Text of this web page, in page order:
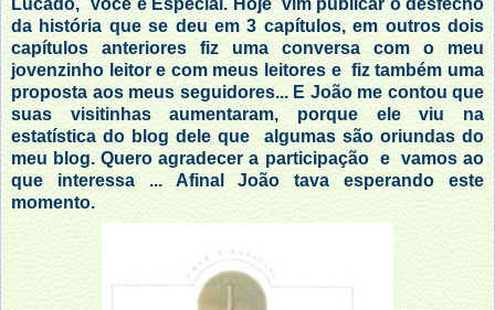
Lucado, Você é Especial. Hoje vim publicar o desfecho
da história que se deu em 3 capítulos, em outros dois
capítulos anteriores fiz uma conversa com o meu
jovenzinho leitor e com meus leitores e fiz também uma
proposta aos meus seguidores... E João me contou que
suas visitinhas aumentaram, porque ele viu na
estatística do blog dele que algumas são oriundas do
meu blog. Quero agradecer a participação e vamos ao
que interessa ... Afinal João tava esperando este
momento.